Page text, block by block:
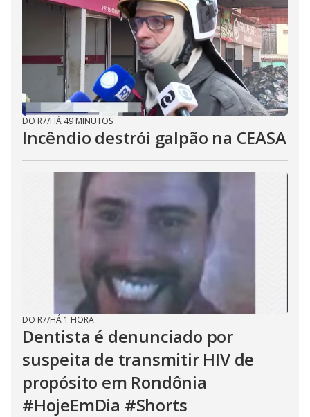
DO R7/HÁ 49 MINUTOS
Incêndio destrói galpão na CEASA
DO R7/HÁ 1 HORA
Dentista é denunciado por
suspeita de transmitir HIV de
propósito em Rondônia
#HojeEmDia #Shorts